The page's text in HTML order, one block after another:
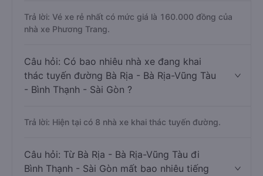
Trả lời: Vé xe rẻ nhất có mức giá là 160.000 đồng của
nhà xe Phương Trang.
Câu hỏi: Có bao nhiêu nhà xe đang khai
thác tuyến đường Bà Rịa - Bà Rịa-Vũng Tàu
- Bình Thạnh - Sài Gòn ?
Trả lời: Hiện tại có 8 nhà xe khai thác tuyến đường.
Câu hỏi: Từ Bà Rịa - Bà Rịa-Vũng Tàu đi
Bình Thạnh - Sài Gòn mất bao nhiêu tiếng